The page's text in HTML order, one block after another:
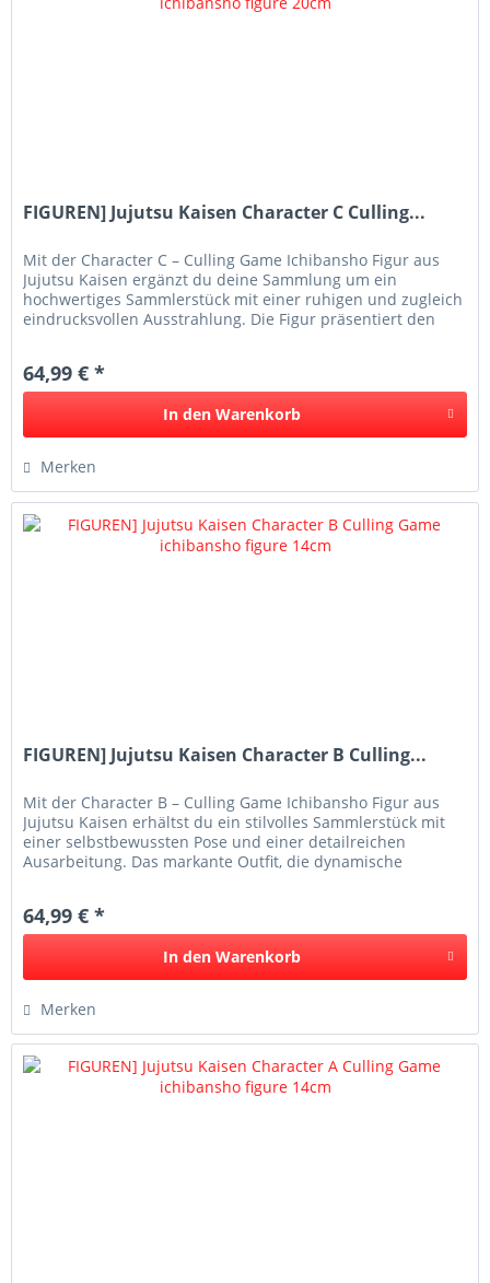
FIGUREN] Jujutsu Kaisen Character C Culling...
Mit der Character C – Culling Game Ichibansho Figur aus
Jujutsu Kaisen ergänzt du deine Sammlung um ein
hochwertiges Sammlerstück mit einer ruhigen und zugleich
eindrucksvollen Ausstrahlung. Die Figur präsentiert den
64,99 € *
In den Warenkorb
Merken
FIGUREN] Jujutsu Kaisen Character B Culling...
Mit der Character B – Culling Game Ichibansho Figur aus
Jujutsu Kaisen erhältst du ein stilvolles Sammlerstück mit
einer selbstbewussten Pose und einer detailreichen
Ausarbeitung. Das markante Outfit, die dynamische
64,99 € *
In den Warenkorb
Merken